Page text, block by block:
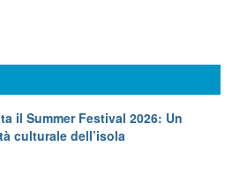
il Summer Festival 2026: Un
culturale dell’isola